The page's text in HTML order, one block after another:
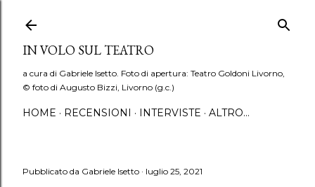
IN VOLO SUL TEATRO
a cura di Gabriele Isetto. Foto di apertura: Teatro Goldoni Livorno,
© foto di Augusto Bizzi, Livorno (g.c.)
HOME RECENSIONI INTERVISTE ALTRO…
Pubblicato da Gabriele Isetto luglio 25, 2021